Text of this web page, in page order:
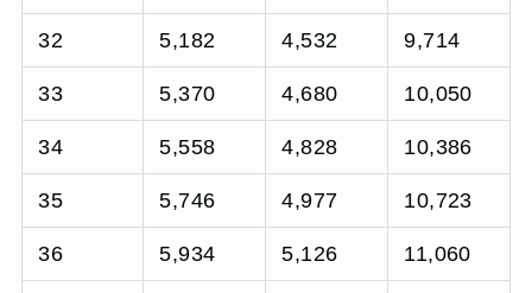
32 5,182 4,532 9,714
33 5,370 4,680 10,050
34 5,558 4,828 10,386
35 5,746 4,977 10,723
36 5,934 5,126 11,060